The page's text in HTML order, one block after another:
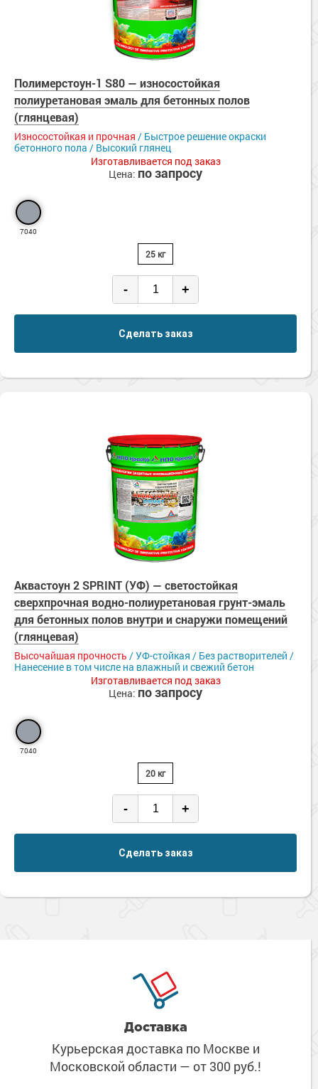
Полимерстоун-1 S80 — износостойкая
полиуретановая эмаль для бетонных полов
(глянцевая)
Износостойкая и прочная / Быстрое решение окраски
бетонного пола / Высокий глянец
Изготавливается под заказ
Цена: по запросу
7040
25 кг
- +
Сделать заказ
Аквастоун 2 SPRINT (УФ) — светостойкая
сверхпрочная водно-полиуретановая грунт-эмаль
для бетонных полов внутри и снаружи помещений
(глянцевая)
Высочайшая прочность / УФ-стойкая / Без растворителей /
Нанесение в том числе на влажный и свежий бетон
Изготавливается под заказ
Цена: по запросу
7040
20 кг
- +
Сделать заказ
Доставка
Курьерская доставка по Москве и
Московской области — от 300 руб.!